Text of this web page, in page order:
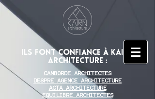
Ils font confiance à Kairn
Architecture :
CAMBORDE ARCHITECTES
DESPRE AGENCE ARCHITECTURE
ACTA ARCHITECTURE
EQUILIBRE ARCHITECTES